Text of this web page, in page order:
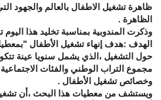
ظاهرة تشغيل الاطفال بالعالم والجهود
الظاهرة .
وذكرت المندوبية بمناسبة تخليد هذا
الهدف :هدف إنهاء تشغيل الأطفال
مجموع التراب الوطني والفئات
وخصائص تشغيل الأطفال .
ويستشف من معطيات هذا البحث ،أن